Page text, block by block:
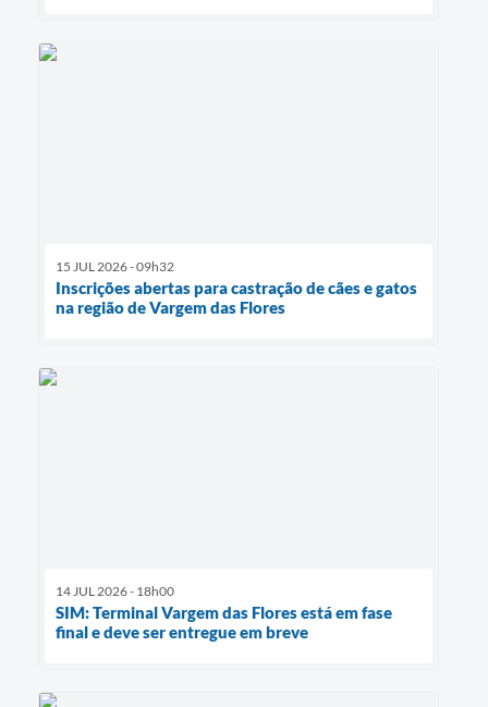
15 JUL 2026 - 09h32
Inscrições abertas para castração de cães e gatos
na região de Vargem das Flores
14 JUL 2026 - 18h00
SIM: Terminal Vargem das Flores está em fase
final e deve ser entregue em breve